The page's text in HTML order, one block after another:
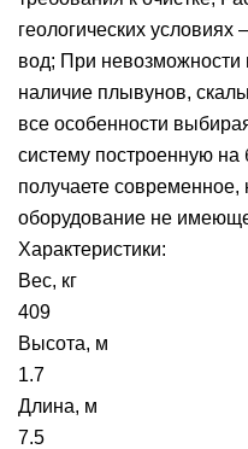
геологических
вод; При невозможности
наличие плывунов,
все особенности
систему построенную на
получаете современное,
оборудование не
Характеристики:
Вес, кг
409
Высота, м
1.7
Длина, м
7.5